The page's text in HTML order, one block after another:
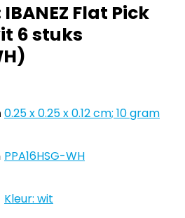
IBANEZ Flat Pick
6 stuks
‎0.25 x 0.25 x 0.12 cm; 10 gram
‎PPA16HSG-WH
‎Kleur: wit